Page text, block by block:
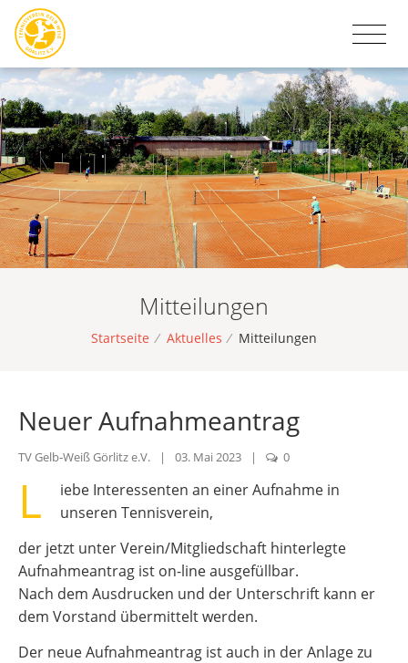
Mitteilungen
Startseite / Aktuelles / Mitteilungen
Neuer Aufnahmeantrag
TV Gelb-Weiß Görlitz e.V. | 03. Mai 2023 | 0
L
iebe Interessenten an einer Aufnahme in
unseren Tennisverein,
der jetzt unter Verein/Mitgliedschaft hinterlegte
Aufnahmeantrag ist on-line ausgefüllbar.
Nach dem Ausdrucken und der Unterschrift kann er
dem Vorstand übermittelt werden.
Der neue Aufnahmeantrag ist auch in der Anlage zu